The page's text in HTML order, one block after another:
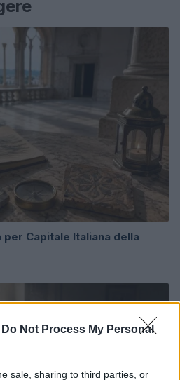
Do Not Process My Personal
sale, sharing to third parties, or
Capitale Italiana della